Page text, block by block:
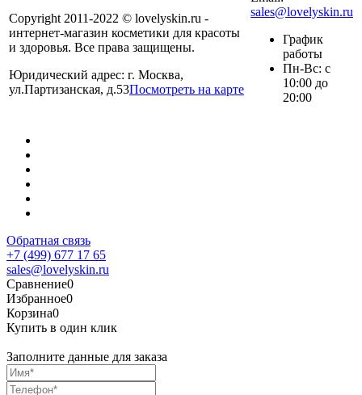
Copyright 2011-2022 © lovelyskin.ru -
интернет-магазин косметики для красоты
и здоровья. Все права защищены.
Юридический адрес: г. Москва,
ул.Партизанская, д.53Посмотреть на карте
sales@lovelyskin.ru
График
работы
Пн-Вс: с
10:00 до
20:00
Обратная связь
+7 (499) 677 17 65
sales@lovelyskin.ru
Сравнение0
Избранное0
Корзина0
Купить в один клик
Заполните данные для заказа